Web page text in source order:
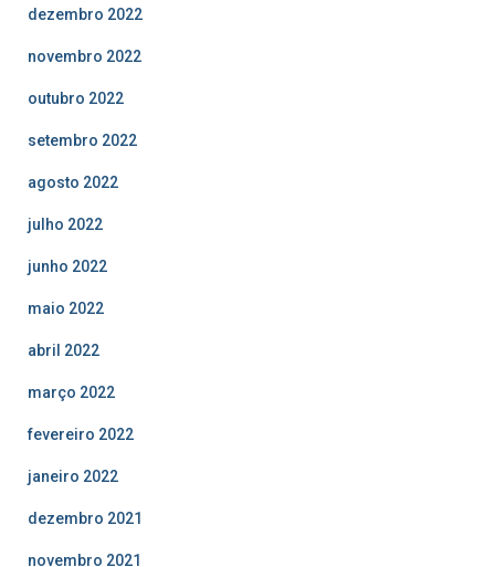
dezembro 2022
novembro 2022
outubro 2022
setembro 2022
agosto 2022
julho 2022
junho 2022
maio 2022
abril 2022
março 2022
fevereiro 2022
janeiro 2022
dezembro 2021
novembro 2021